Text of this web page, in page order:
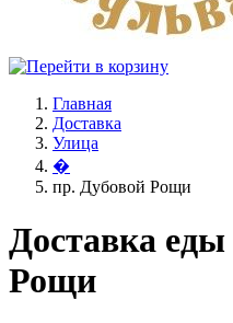
Главная
Доставка
Улица
�
пр. Дубовой Рощи
Доставка
Рощи